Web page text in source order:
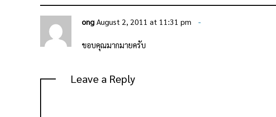
ongAugust 2, 2011 at 11:31 pm
ขอบคุณมากมายครับ
Leave a Reply